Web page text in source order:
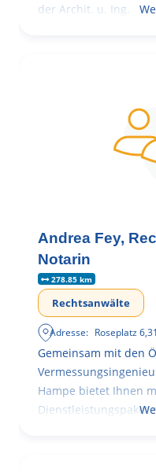
der Archit. u. Ing.
Andrea Fey,
Notarin
278.85 km
Rechtsanwälte
Adresse: Roseplatz 6,
Gemeinsam mit den
Hampe bietet Ihnen
Dienstleistungspaket